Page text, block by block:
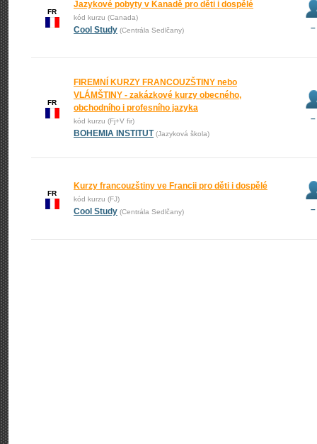
FR
Jazykové pobyty v Kanadě pro děti i dospělé
kód kurzu (Canada)
Cool Study (Centrála Sedlčany) –
FR
FIREMNÍ KURZY FRANCOUZŠTINY nebo
VLÁMŠTINY - zakázkové kurzy obecného,
obchodního i profesního jazyka
kód kurzu (Fj+V fir)
BOHEMIA INSTITUT (Jazyková škola)
–
FR
Kurzy francouzštiny ve Francii pro děti i dospělé
kód kurzu (FJ)
Cool Study (Centrála Sedlčany) –